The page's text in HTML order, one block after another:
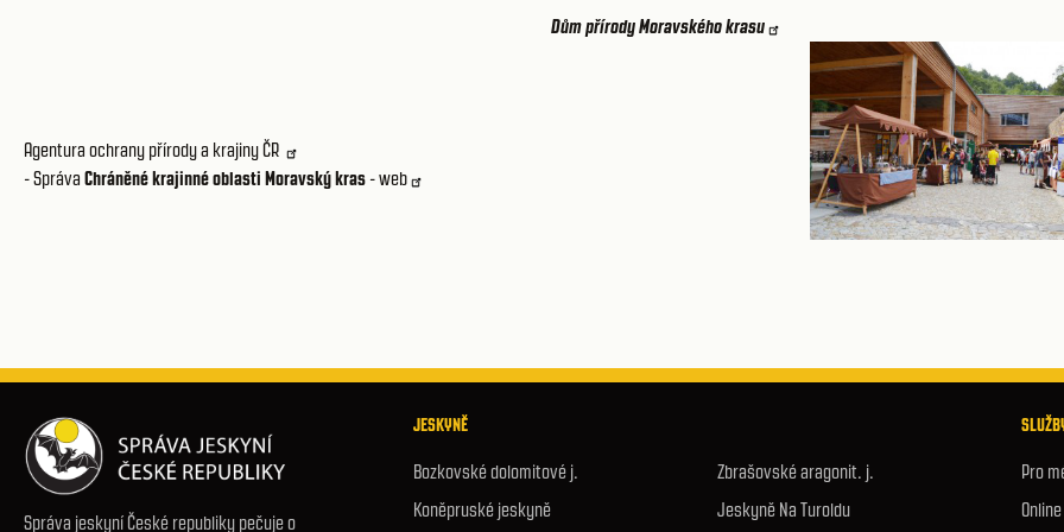
Dům přírody Moravského krasu
Agentura ochrany přírody a krajiny ČR
- Správa Chráněné krajinné oblasti Moravský kras - web
Správa jeskyní České republiky pečuje o
JESKYNĚ
Bozkovské dolomitové j.
Koněpruské jeskyně
Zbrašovské aragonit. j.
Jeskyně Na Turoldu
Pro